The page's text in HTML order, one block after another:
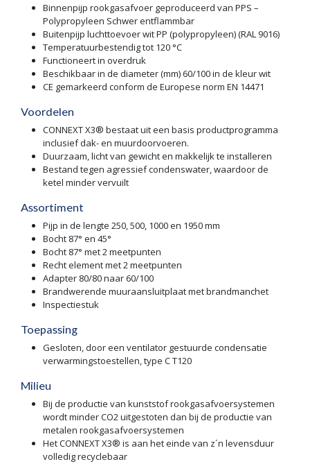
Binnenpijp rookgasafvoer geproduceerd van PPS –
Polypropyleen Schwer entflammbar
Buitenpijp luchttoevoer wit PP (polypropyleen) (RAL 9016)
Temperatuurbestendig tot 120 °C
Functioneert in overdruk
Beschikbaar in de diameter (mm) 60/100 in de kleur wit
CE gemarkeerd conform de Europese norm EN 14471
Voordelen
CONNEXT X3® bestaat uit een basis productprogramma
inclusief dak- en muurdoorvoeren.
Duurzaam, licht van gewicht en makkelijk te installeren
Bestand tegen agressief condenswater, waardoor de
ketel minder vervuilt
Assortiment
Pijp in de lengte 250, 500, 1000 en 1950 mm
Bocht 87° en 45°
Bocht 87° met 2 meetpunten
Recht element met 2 meetpunten
Adapter 80/80 naar 60/100
Brandwerende muuraansluitplaat met brandmanchet
Inspectiestuk
Toepassing
Gesloten, door een ventilator gestuurde condensatie
verwarmingstoestellen, type C T120
Milieu
Bij de productie van kunststof rookgasafvoersystemen
wordt minder CO2 uitgestoten dan bij de productie van
metalen rookgasafvoersystemen
Het CONNEXT X3® is aan het einde van z´n levensduur
volledig recyclebaar